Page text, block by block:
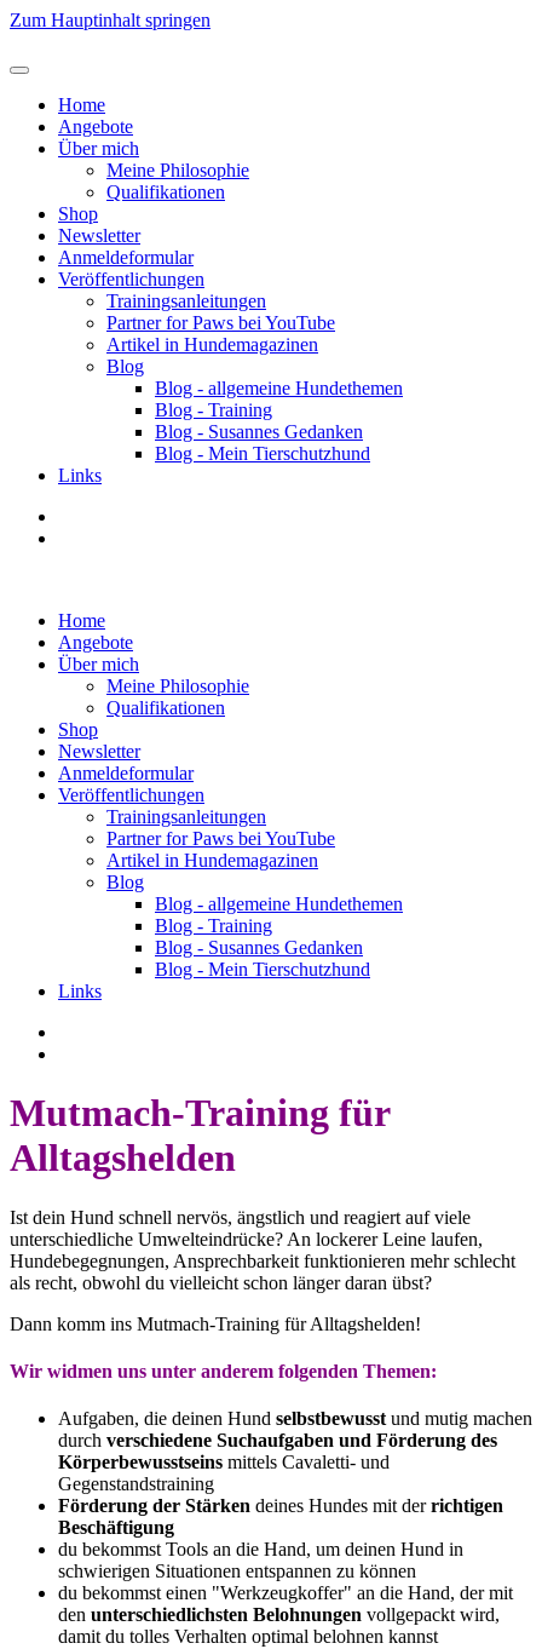
Zum Hauptinhalt springen
Home
Angebote
Über mich
Meine Philosophie
Qualifikationen
Shop
Newsletter
Anmeldeformular
Veröffentlichungen
Trainingsanleitungen
Partner for Paws bei YouTube
Artikel in Hundemagazinen
Blog
Blog - allgemeine Hundethemen
Blog - Training
Blog - Susannes Gedanken
Blog - Mein Tierschutzhund
Links
Home
Angebote
Über mich
Meine Philosophie
Qualifikationen
Shop
Newsletter
Anmeldeformular
Veröffentlichungen
Trainingsanleitungen
Partner for Paws bei YouTube
Artikel in Hundemagazinen
Blog
Blog - allgemeine Hundethemen
Blog - Training
Blog - Susannes Gedanken
Blog - Mein Tierschutzhund
Links
Mutmach-Training für
Alltagshelden
Ist dein Hund schnell nervös, ängstlich und reagiert auf viele
unterschiedliche Umwelteindrücke? An lockerer Leine laufen,
Hundebegegnungen, Ansprechbarkeit funktionieren mehr schlecht
als recht, obwohl du vielleicht schon länger daran übst?
Dann komm ins Mutmach-Training für Alltagshelden!
Wir widmen uns unter anderem folgenden Themen:
Aufgaben, die deinen Hund selbstbewusstund mutig machen
durch verschiedene Suchaufgaben und Förderung des
Körperbewusstseins mittels Cavaletti- und
Gegenstandstraining
Förderung der Stärken deines Hundes mit derrichtigen
Beschäftigung
du bekommst Tools an die Hand, um deinen Hund in
schwierigen Situationen entspannen zu können
du bekommst einen "Werkzeugkoffer" an die Hand, der mit
den unterschiedlichsten Belohnungen vollgepackt wird,
damit du tolles Verhalten optimal belohnen kannst